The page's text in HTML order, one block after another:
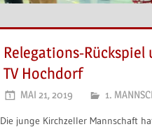
Relegations-Rückspiel
TV Hochdorf
MAI 21, 2019 1.
Die junge Kirchzeller Mannschaft